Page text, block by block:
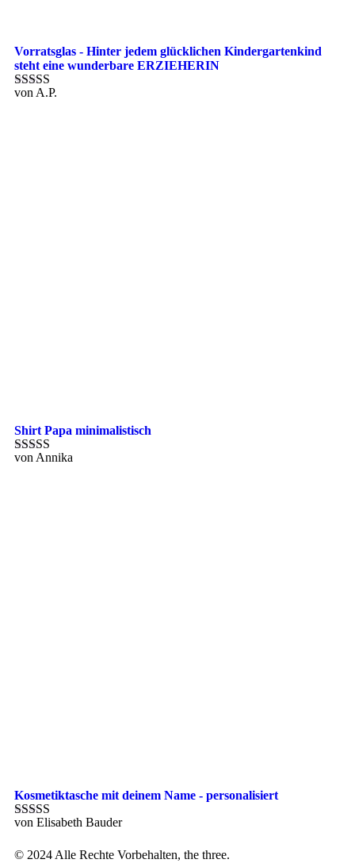
Vorratsglas - Hinter jedem glücklichen Kindergartenkind
steht eine wunderbare ERZIEHERIN
Bewertet mit
von A.P.
Shirt Papa minimalistisch
Bewertet mit
von Annika
Kosmetiktasche mit deinem Name - personalisiert
Bewertet mit
von Elisabeth Bauder
© 2024 Alle Rechte Vorbehalten, the three.